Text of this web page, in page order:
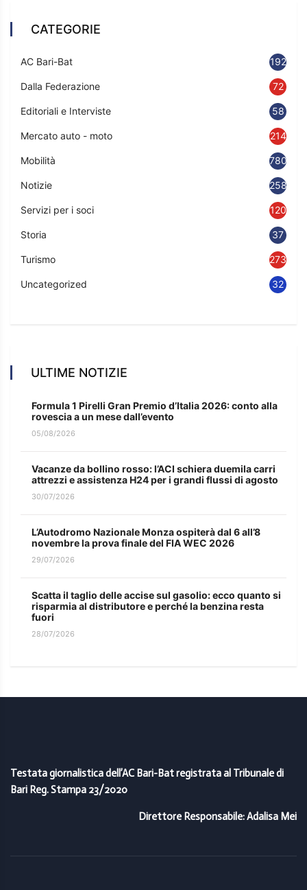
CATEGORIE
AC Bari-Bat 192
Dalla Federazione 72
Editoriali e Interviste 58
Mercato auto - moto 214
Mobilità 780
Notizie 2583
Servizi per i soci 120
Storia 37
Turismo 273
Uncategorized 32
ULTIME NOTIZIE
Formula 1 Pirelli Gran Premio d’Italia 2026: conto alla
rovescia a un mese dall’evento
05/08/2026
Vacanze da bollino rosso: l’ACI schiera duemila carri
attrezzi e assistenza H24 per i grandi flussi di agosto
30/07/2026
L’Autodromo Nazionale Monza ospiterà dal 6 all’8
novembre la prova finale del FIA WEC 2026
29/07/2026
Scatta il taglio delle accise sul gasolio: ecco quanto si
risparmia al distributore e perché la benzina resta
fuori
28/07/2026
Testata giornalistica dell’AC Bari-Bat registrata al Tribunale di
Bari Reg. Stampa 23/2020
Direttore Responsabile: Adalisa Mei